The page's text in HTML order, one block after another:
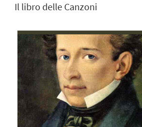
Il libro delle Canzoni